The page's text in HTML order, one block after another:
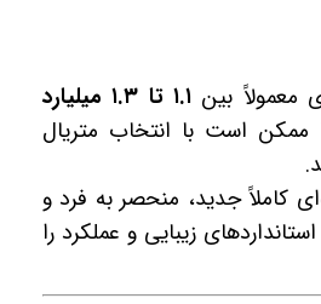
معمولاً بین
۱.۱ تا ۱.۳ میلیارد
ممکن است با انتخاب متریال
کاملاً جدید، منحصر به فرد و
زیبایی و عملکرد را